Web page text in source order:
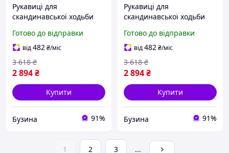
Рукавиці для
скандинавської ходьби
(8015011500408) buzyna
Готово до відправки
від482₴/міс
2 894₴
3 618 ₴
Купити
Бузина 91%
Рукавиці для
скандинавської ходьби
(8015011500407) buzyna
Готово до відправки
від482₴/міс
2 894₴
3 618 ₴
Купити
Бузина 91%
1 2 3 ...